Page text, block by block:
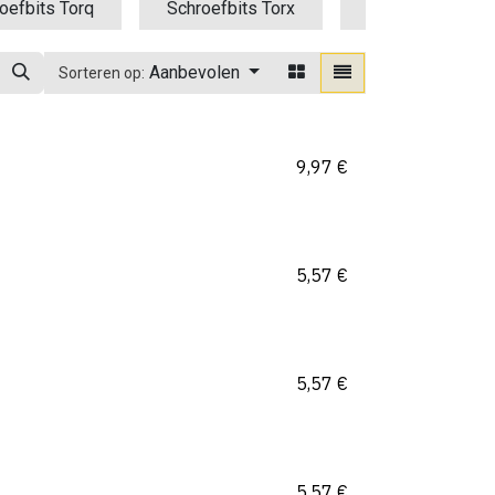
Torq Schroefbits Torx
Sorteren op: Aanbevolen
9,97 €
5,57 €
5,57 €